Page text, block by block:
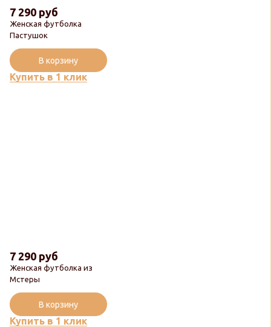
Женская футболка
Пастушок
7 290 руб
Купить в 1 клик
В корзину
Женская футболка из
Мстеры
7 290 руб
Купить в 1 клик
В корзину